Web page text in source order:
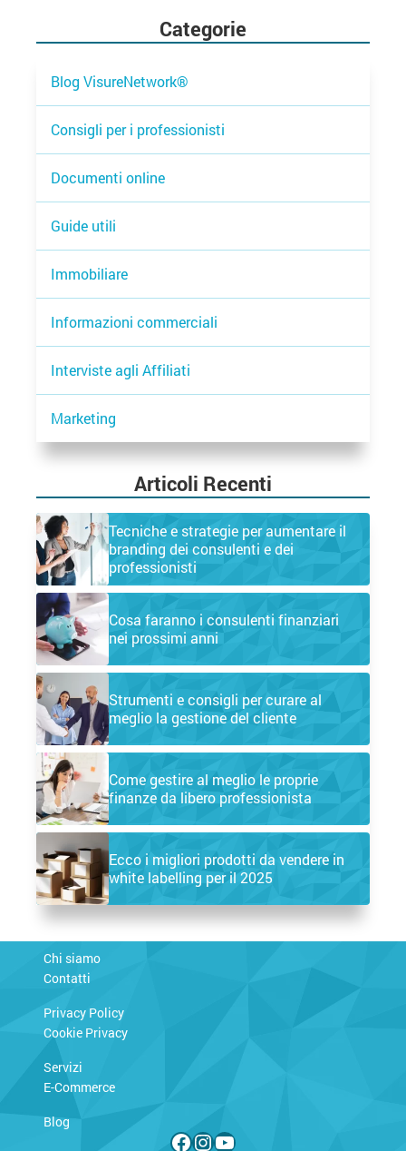
Categorie
Blog VisureNetwork®
Consigli per i professionisti
Documenti online
Guide utili
Immobiliare
Informazioni commerciali
Interviste agli Affiliati
Marketing
Articoli Recenti
Tecniche e strategie per aumentare il
branding dei consulenti e dei
professionisti
Cosa faranno i consulenti finanziari
nei prossimi anni
Strumenti e consigli per curare al
meglio la gestione del cliente
Come gestire al meglio le proprie
finanze da libero professionista
Ecco i migliori prodotti da vendere in
white labelling per il 2025
Chi siamo
Contatti
Privacy Policy
Cookie Privacy
Servizi
E-Commerce
Blog
Facebook
Instagram
YouTube